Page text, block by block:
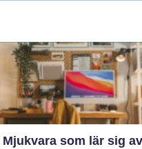
Mjukvara som lär sig